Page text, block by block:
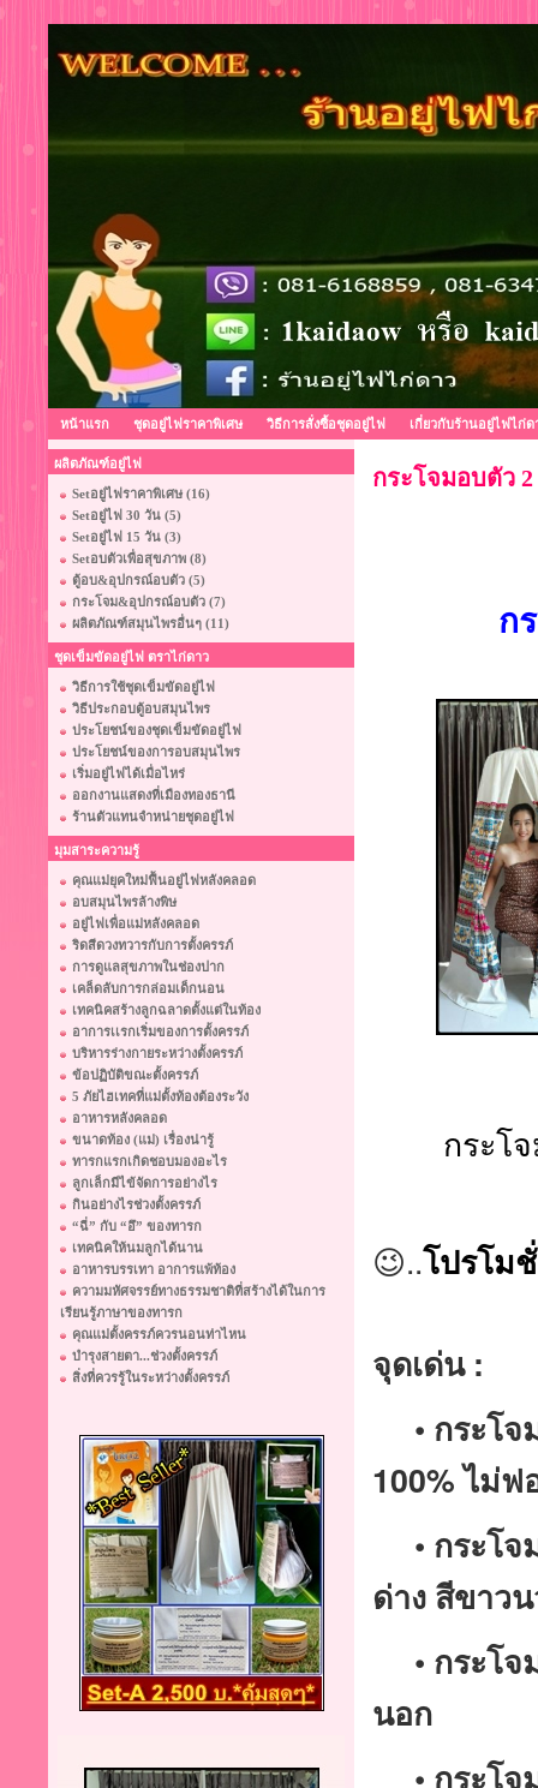
หน้าแรก ชุดอยู่ไฟราคาพิเศษ วิธีการสั่งซื้อชุดอยู่ไฟ เกี่ยวกับร้านอยู่ไฟไก่ด
ผลิตภัณฑ์อยู่ไฟ
Setอยู่ไฟราคาพิเศษ (16)
Setอยู่ไฟ 30 วัน (5)
Setอยู่ไฟ 15 วัน (3)
Setอบตัวเพื่อสุขภาพ (8)
ตู้อบ&อุปกรณ์อบตัว (5)
กระโจม&อุปกรณ์อบตัว (7)
ผลิตภัณฑ์สมุนไพรอื่นๆ (11)
ชุดเข็มขัดอยู่ไฟ ตราไก่ดาว
วิธีการใช้ชุดเข็มขัดอยู่ไฟ
วิธีประกอบตู้อบสมุนไพร
ประโยชน์ของชุดเข็มขัดอยู่ไฟ
ประโยชน์ของการอบสมุนไพร
เริ่มอยู่ไฟได้เมื่อไหร่
ออกงานแสดงที่เมืองทองธานี
ร้านตัวแทนจำหน่ายชุดอยู่ไฟ
มุมสาระความรู้
คุณแม่ยุคใหม่ฟื้นอยู่ไฟหลังคลอด
อบสมุนไพรล้างพิษ
อยู่ไฟเพื่อแม่หลังคลอด
ริดสีดวงทวารกับการตั้งครรภ์
การดูแลสุขภาพในช่องปาก
เคล็ดลับการกล่อมเด็กนอน
เทคนิคสร้างลูกฉลาดตั้งแต่ในท้อง
อาการเเรกเริ่มของการตั้งครรภ์
บริหารร่างกายระหว่างตั้งครรภ์
ข้อปฏิบัติขณะตั้งครรภ์
5 ภัยไฮเทคที่แม่ตั้งท้องต้องระวัง
อาหารหลังคลอด
ขนาดท้อง (แม่) เรื่องน่ารู้
ทารกแรกเกิดชอบมองอะไร
ลูกเล็กมีไข้จัดการอย่างไร
กินอย่างไรช่วงตั้งครรภ์
“ฉี่” กับ “อึ” ของทารก
เทคนิคให้นมลูกได้นาน
อาหารบรรเทา อาการแพ้ท้อง
ความมหัศจรรย์ทางธรรมชาติที่สร้างได้ในการ
เรียนรู้ภาษาของทารก
คุณแม่ตั้งครรภ์ควรนอนท่าไหน
บำรุงสายตา...ช่วงตั้งครรภ์
สิ่งที่ควรรู้ในระหว่างตั้งครรภ์
กระโจมอบตัว
ก
กระโ
😉..โปรโม
จุดเด่น :
• กระโ
100% ไม่
• กระโจ
ด่าง สีขาว
• กระโจ
นอก
• กระโจ